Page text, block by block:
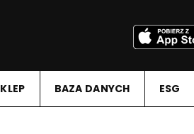
BAZA DANYCH ESG